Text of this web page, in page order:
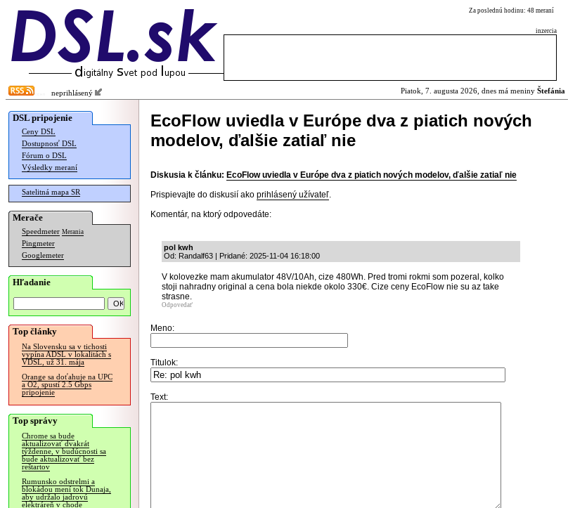
Za poslednú hodinu: 48 meraní
inzercia
neprihlásený Piatok, 7. augusta 2026, dnes má meniny Štefánia
DSL pripojenie
Ceny DSL
Dostupnosť DSL
Fórum o DSL
Výsledky meraní
Satelitná mapa SR
Merače
Speedmeter Merania
Pingmeter
Googlemeter
Hľadanie
Top články
Na Slovensku sa v tichosti
vypína ADSL v lokalitách s
VDSL, už 31. mája
Orange sa doťahuje na UPC
a O2, spustí 2.5 Gbps
pripojenie
Top správy
Chrome sa bude
aktualizovať dvakrát
týždenne, v budúcnosti sa
bude aktualizovať bez
reštartov
Rumunsko odstrelmi a
blokádou mení tok Dunaja,
aby udržalo jadrovú
elektráreň v chode
EcoFlow uviedla v Európe dva z piatich nových
modelov, ďalšie zatiaľ nie
Diskusia k článku: EcoFlow uviedla v Európe dva z piatich nových modelov, ďalšie zatiaľ nie
Prispievajte do diskusií ako prihlásený užívateľ.
Komentár, na ktorý odpovedáte:
pol kwh
Od: Randalf63 | Pridané: 2025-11-04 16:18:00
V kolovezke mam akumulator 48V/10Ah, cize 480Wh. Pred tromi rokmi som pozeral, kolko
stoji nahradny original a cena bola niekde okolo 330€. Cize ceny EcoFlow nie su az take
strasne.
Odpovedať
Meno:
Titulok:
Text: